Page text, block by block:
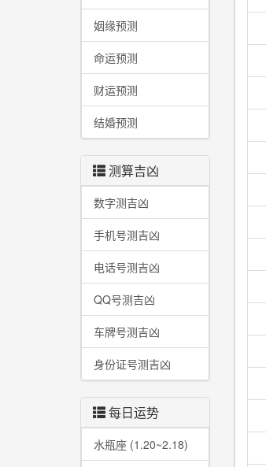
姻缘预测
命运预测
财运预测
结婚预测
测算吉凶
数字测吉凶
手机号测吉凶
电话号测吉凶
QQ号测吉凶
车牌号测吉凶
身份证号测吉凶
每日运势
水瓶座 (1.20~2.18)